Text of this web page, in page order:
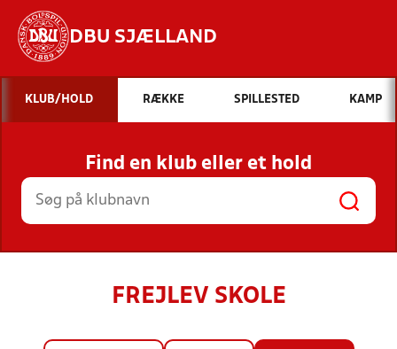
DBU SJÆLLAND
Hvad vil du søge efter?
INDHOLD OG NYHEDER
STILLINGER, RESULTATER, KLUBBER OG
HOLD
KLUB/HOLD RÆKKE SPILLESTED KAMP
Find en klub eller et hold
FREJLEV SKOLE